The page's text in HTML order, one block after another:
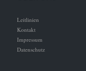
Leitlinien
Kontakt
Impressum
Datenschutz